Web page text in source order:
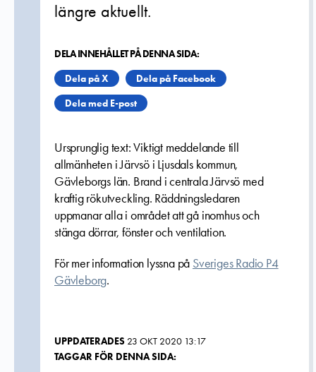
längre aktuellt.
DELA INNEHÅLLET PÅ DENNA SIDA:
Dela på X
Dela på Facebook
Dela med E-post
Ursprunglig text: Viktigt meddelande till
allmänheten i Järvsö i Ljusdals kommun,
Gävleborgs län. Brand i centrala Järvsö med
kraftig rökutveckling. Räddningsledaren
uppmanar alla i området att gå inomhus och
stänga dörrar, fönster och ventilation.
För mer information lyssna på Sveriges Radio P4
Gävleborg.
UPPDATERADES 23 OKT 2020 13:17
TAGGAR FÖR DENNA SIDA: